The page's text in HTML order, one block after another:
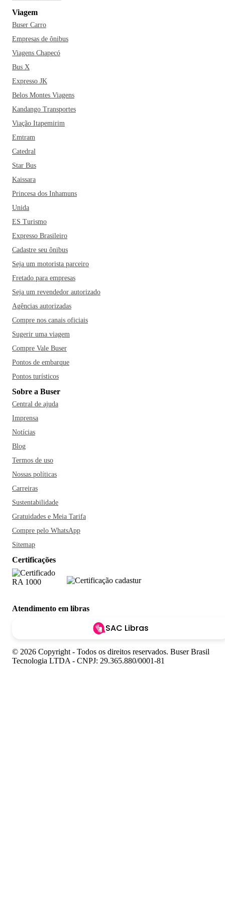
O local tem ainda um Museu da Cachaça, com
aproximadamente 1.700 rótulos da bebida tradicional
brasileira. Tem cachaça pra todos os gostos! É o destino
ideal para quem deseja conhecer e experimentar um pouco
mais da bebida que o mineiro entende e produz com
produzidos na área rural da região, como doces e queijos.
Tudo caseiro e bem fresquinho. Huuum!
Se você está planejando uma viagem para Betim, se
programe também para conhecer o Conjunto Arquitetônico
visitantes arte, cultural, religiosidade e lazer para quem o
visita. Ah, e como uma boa cidade mineira, o município
também é famoso pelo artesanato local, que pode ser
apreciado e adquirido no Salão do Encontro. Você deve
encontrar vasos de cerâmica, tapetes, móveis de madeira e
Viagem
Buser Carro
Empresas de ônibus
Viagens Chapecó
Bus X
Expresso JK
Belos Montes Viagens
Kandango Transportes
Viação Itapemirim
Emtram
Catedral
Star Bus
Kaissara
Princesa dos Inhamuns
Unida
ES Turismo
Expresso Brasileiro
Cadastre seu ônibus
Seja um motorista parceiro
Fretado para empresas
Seja um revendedor autorizado
Agências autorizadas
Compre nos canais oficiais
Sugerir uma viagem
Compre Vale Buser
Pontos de embarque
Pontos turísticos
Sobre a Buser
Central de ajuda
Imprensa
Notícias
Blog
Termos de uso
Nossas políticas
Carreiras
Sustentabilidade
Gratuidades e Meia Tarifa
Compre pelo WhatsApp
Sitemap
Certificações
Atendimento em libras
SAC Libras
© 2026 Copyright - Todos os direitos reservados. Buser Brasil
Tecnologia LTDA - CNPJ: 29.365.880/0001-81